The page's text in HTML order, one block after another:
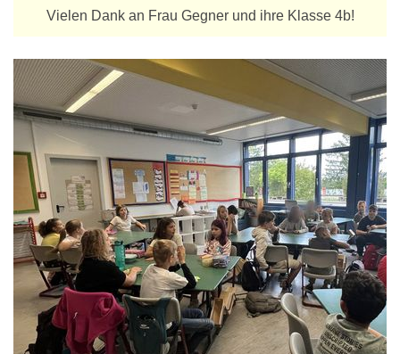
Vielen Dank an Frau Gegner und ihre Klasse 4b!